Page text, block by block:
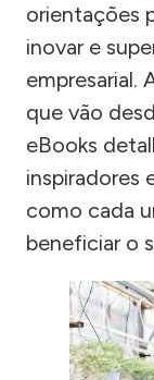
orientações
inovar e
empresarial.
que vão
eBooks
inspiradores
como cada
beneficiar o